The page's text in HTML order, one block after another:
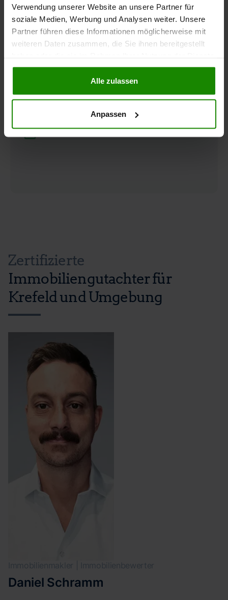
Verwendung unserer Website an unsere Partner für
soziale Medien, Werbung und Analysen weiter. Unsere
Partner führen diese Informationen möglicherweise mit
weiteren Daten zusammen, die Sie ihnen bereitgestellt
gesammelt haben.
Alle zulassen
Anpassen
Restnutzungsdauergutachten
eines DIN EN ISO / IEC 17024 zertifizierten
Sachverständigen auf ca. 20–30 Seiten
Bundesministerium für Finanzen (BMF)
Objektaufnahmetermin (Optional)
Zertifizierte
Immobiliengutachter für
Krefeld und Umgebung
Immobilienmakler | Immobilienbewerter
Daniel Schramm